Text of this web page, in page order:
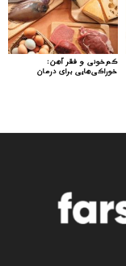
کم‌خونی و فقر آهن:
خوراکی‌هایی برای درمان